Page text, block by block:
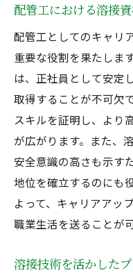
える
溶接技術を
ト選定
キャリアア
溶接技術で
配管工とし
化
溶接技術を
方
配管工におけ
のステップ
配管工における溶接
配管工としてのキャリ
重要な役割を果たしま
は、正社員として安定
取得することが不可欠
スキルを証明し、より
が広がります。また、
安全意識の高さも示す
地位を確立するのにも
よって、キャリアアッ
職業生活を送ることが
溶接技術を活かした